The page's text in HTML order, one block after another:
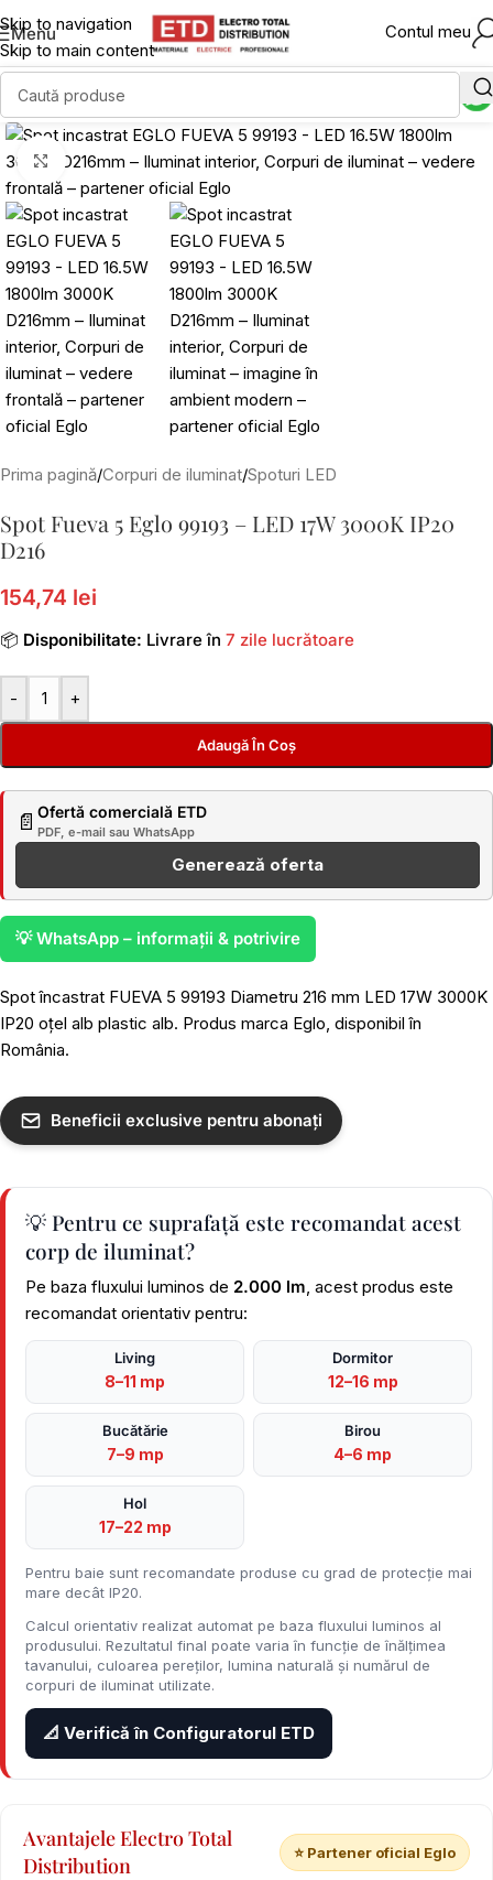
Skip to navigation
Skip to main content
Menu Contul meu
Click to enlarge
Prima pagină/Corpuri de iluminat/Spoturi LED
Spot Fueva 5 Eglo 99193 – LED 17W 3000K IP20
D216
154,74 lei
📦 Disponibilitate: Livrare în 7 zile lucrătoare
- +
Adaugă În Coș
📄 Ofertă comercială ETD
PDF, e-mail sau WhatsApp
Generează oferta
💡 WhatsApp – informații & potrivire
Spot încastrat FUEVA 5 99193 Diametru 216 mm LED 17W 3000K
IP20 oțel alb plastic alb. Produs marca Eglo, disponibil în
România.
Beneficii exclusive pentru abonați
💡 Pentru ce suprafață este recomandat acest
corp de iluminat?
Pe baza fluxului luminos de 2.000 lm, acest produs este
recomandat orientativ pentru:
Living
8–11 mp
Dormitor
12–16 mp
Bucătărie
7–9 mp
Birou
4–6 mp
Hol
17–22 mp
Pentru baie sunt recomandate produse cu grad de protecție mai
mare decât IP20.
Calcul orientativ realizat automat pe baza fluxului luminos al
produsului. Rezultatul final poate varia în funcție de înălțimea
tavanului, culoarea pereților, lumina naturală și numărul de
corpuri de iluminat utilizate.
📐 Verifică în Configuratorul ETD
Avantajele Electro Total
Distribution
⭐ Partener oficial Eglo